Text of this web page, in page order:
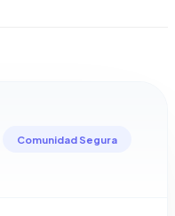
Comunidad Segura